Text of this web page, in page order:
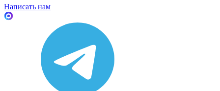
Написать нам